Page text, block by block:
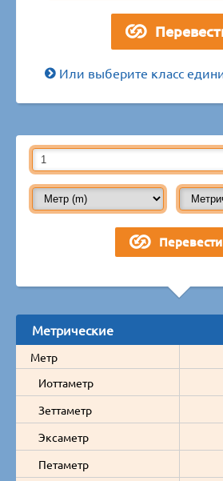
Или выберите класс
Метрические
Метр
Иоттаметр
Зеттаметр
Эксаметр
Петаметр